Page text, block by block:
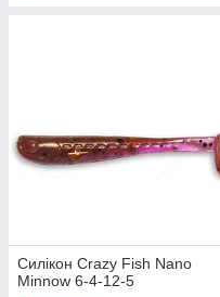
Силікон Crazy Fish Nano
Minnow 6-4-12-5